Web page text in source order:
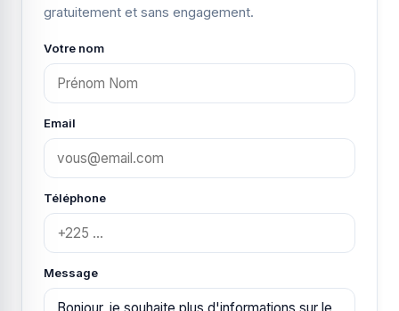
gratuitement et sans engagement.
Votre nom
Email
Téléphone
Message